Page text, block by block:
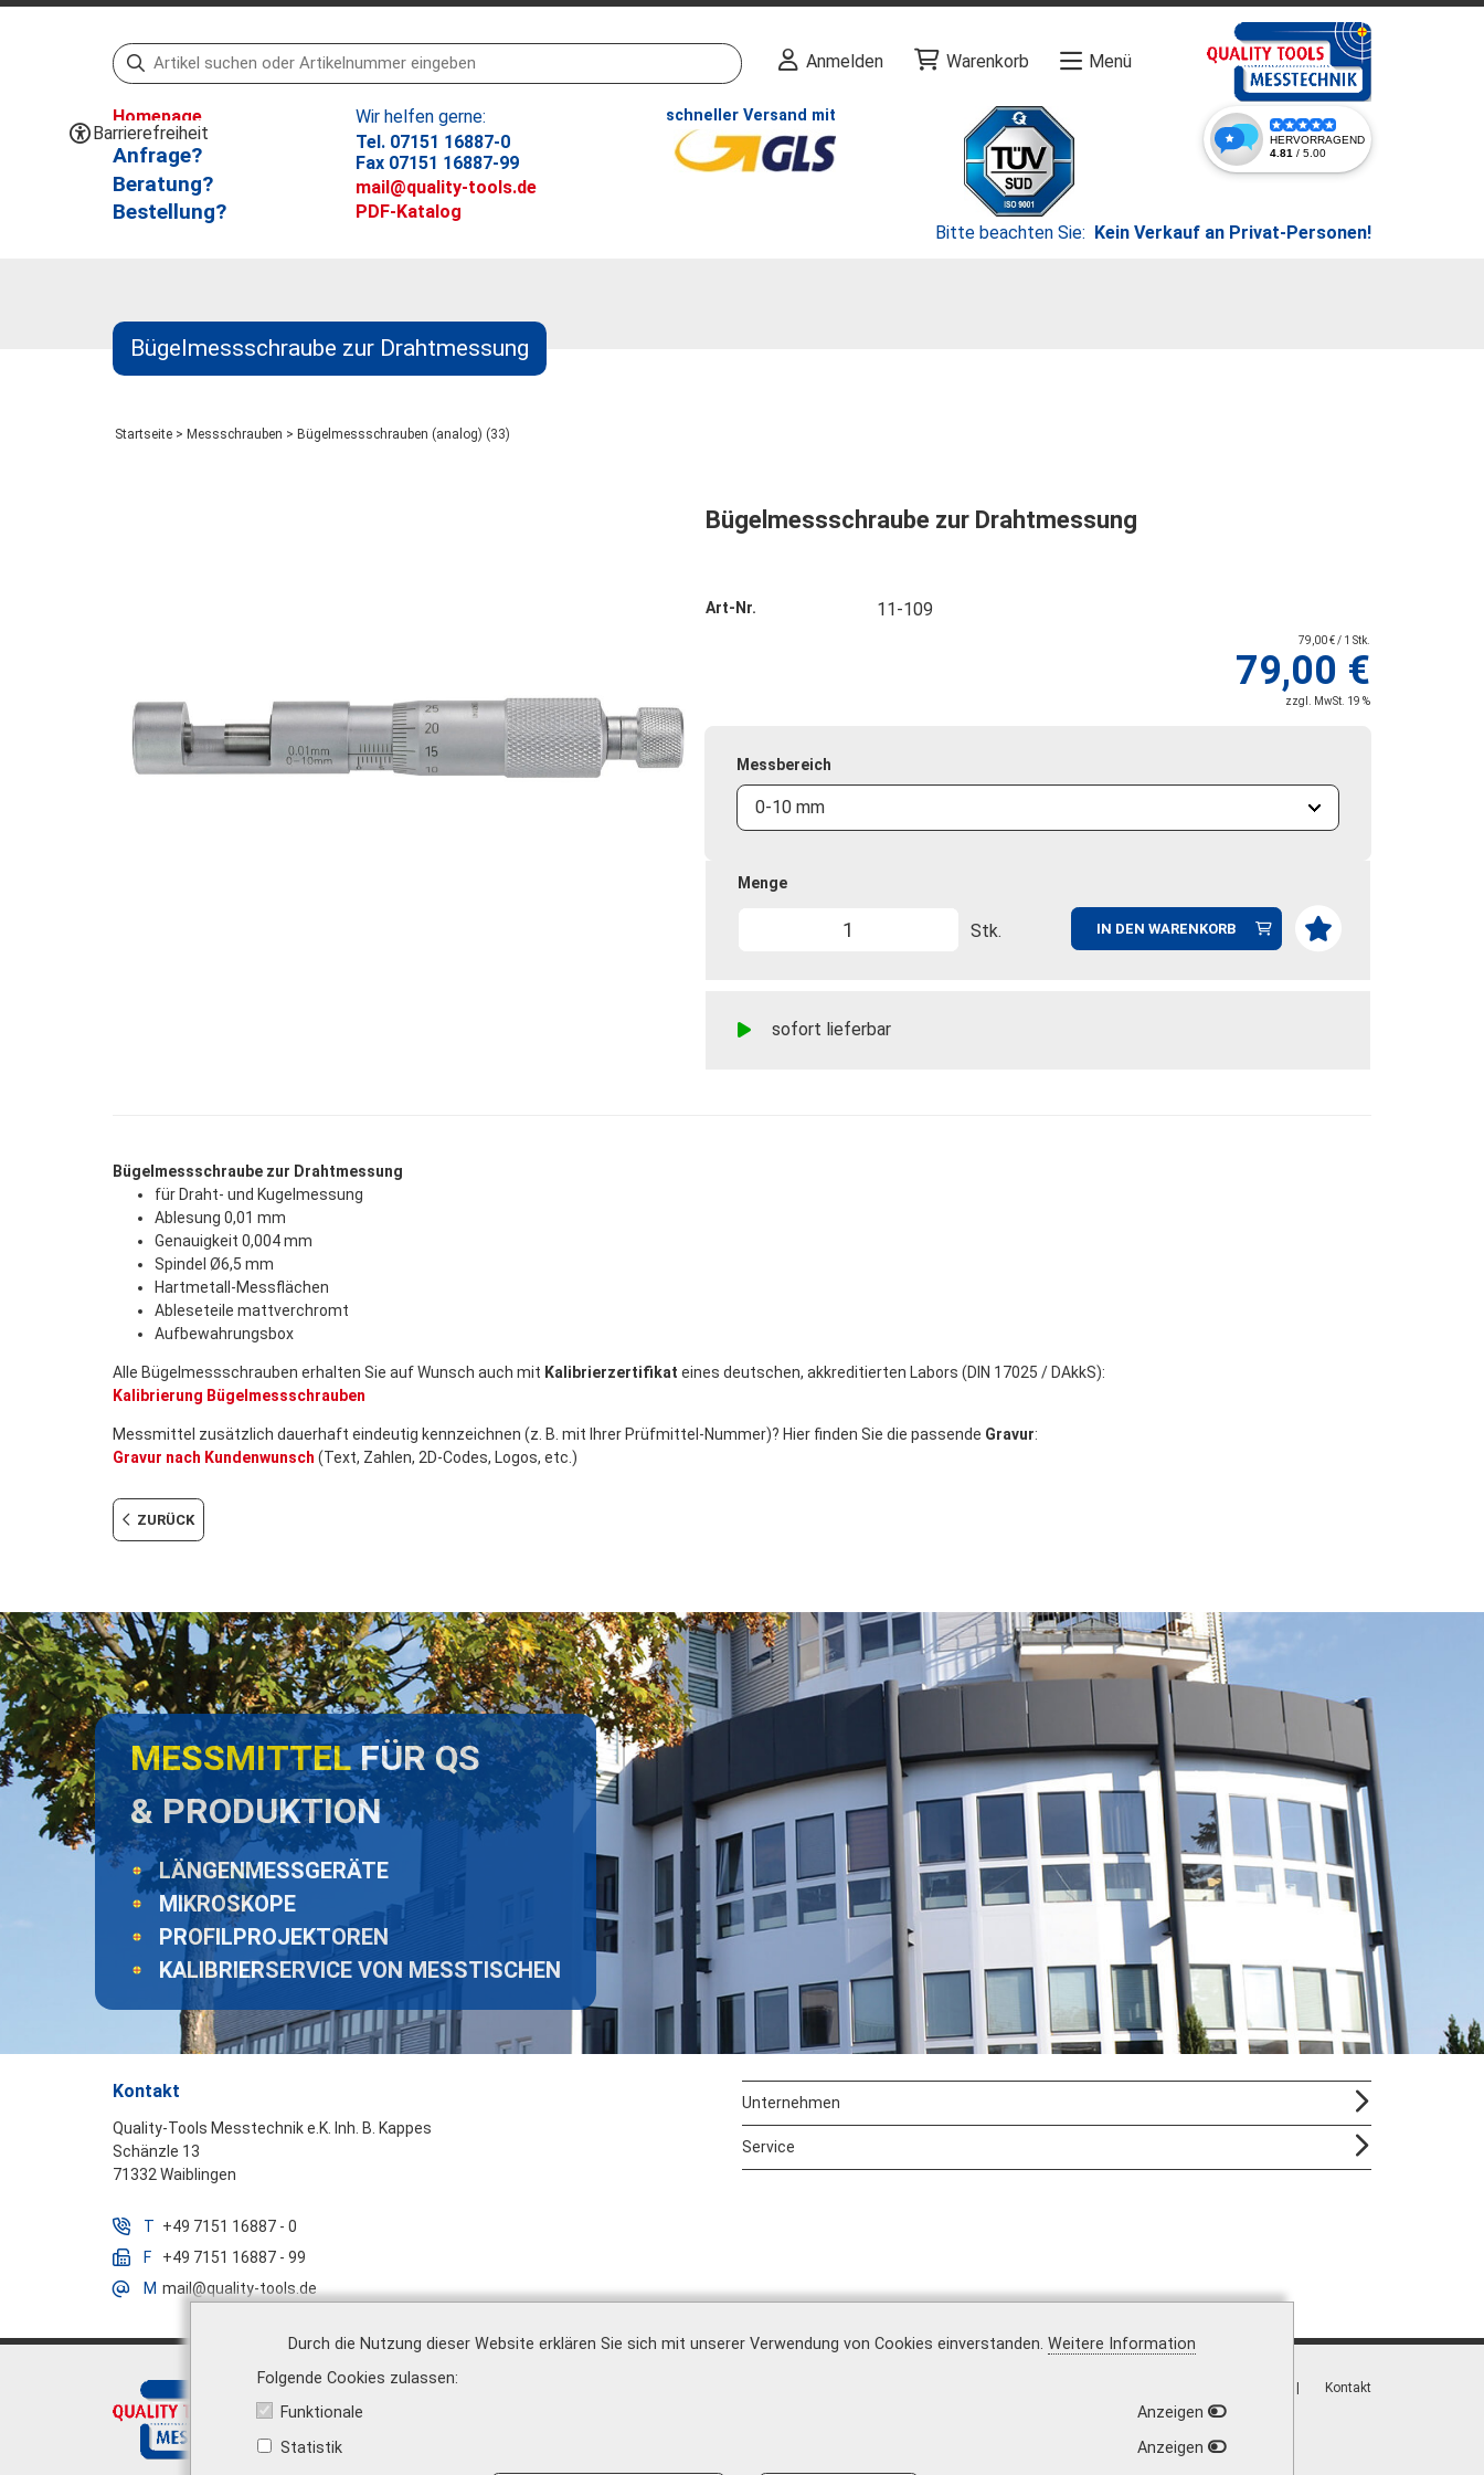
Durch die Nutzung dieser Website erklären Sie sich mit unserer Verwendung von Cookies einverstanden. Weitere Information
Folgende Cookies zulassen
Funktionale
Anzeigen
Statistik
Anzeigen
Bügelmessschraube zur Drahtmessung
Startseite > Messschrauben > Bügelmessschrauben (analog) (33)
Bügelmessschraube zur Drahtmessung
Art-Nr. 11-109
79,00 € / 1 Stk.
79,00 €
zzgl. MwSt. 19 %
Messbereich
0-10 mm
Menge
Stk. IN DEN WARENKORB
sofort lieferbar
Bügelmessschraube zur Drahtmessung
für Draht- und Kugelmessung
Ablesung 0,01 mm
Genauigkeit 0,004 mm
Spindel Ø6,5 mm
Hartmetall-Messflächen
Ableseteile mattverchromt
Aufbewahrungsbox
Alle Bügelmessschrauben erhalten Sie auf Wunsch auch mit Kalibrierzertifikat eines deutschen, akkreditierten Labors (DIN 17025 / DAkkS):
Kalibrierung Bügelmessschrauben
Messmittel zusätzlich dauerhaft eindeutig kennzeichnen (z. B. mit Ihrer Prüfmittel-Nummer)? Hier finden Sie die passende Gravur:
Gravur nach Kundenwunsch (Text, Zahlen, 2D-Codes, Logos, etc.)
ZURÜCK
MESSMITTELFÜR QS
& PRODUKTION
LÄNGENMESSGERÄTE
MIKROSKOPE
PROFILPROJEKTOREN
KALIBRIERSERVICE VON MESSTISCHEN
Kontakt
Quality-Tools Messtechnik e.K. Inh. B. Kappes
Schänzle 13
71332 Waiblingen
T +49 7151 16887 - 0
F
+49 7151 16887 - 99
M mail@quality-tools.de
Unternehmen
Service
Über uns Kontakt
Barrierefreiheit
Anmelden Warenkorb Menü
Homepage
Anfrage?
Beratung?
Bestellung?
Wir helfen gerne:
Tel. 07151 16887-0
Fax 07151 16887-99
mail@quality-tools.de
PDF-Katalog
schneller Versand mit
Bitte beachten Sie: Kein Verkauf an Privat-Personen!